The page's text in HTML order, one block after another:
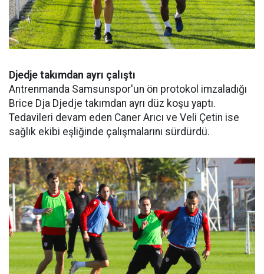
Djedje takımdan ayrı çalıştı
Antrenmanda Samsunspor'un ön protokol imzaladığı
Brice Dja Djedje takımdan ayrı düz koşu yaptı.
Tedavileri devam eden Caner Arıcı ve Veli Çetin ise
sağlık ekibi eşliğinde çalışmalarını sürdürdü.